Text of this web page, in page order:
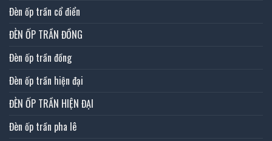
Đèn ốp trần cổ điển
ĐÈN ỐP TRẦN ĐỒNG
Đèn ốp trần đồng
Đèn ốp trần hiện đại
ĐÈN ỐP TRẦN HIỆN ĐẠI
Đèn ốp trần pha lê